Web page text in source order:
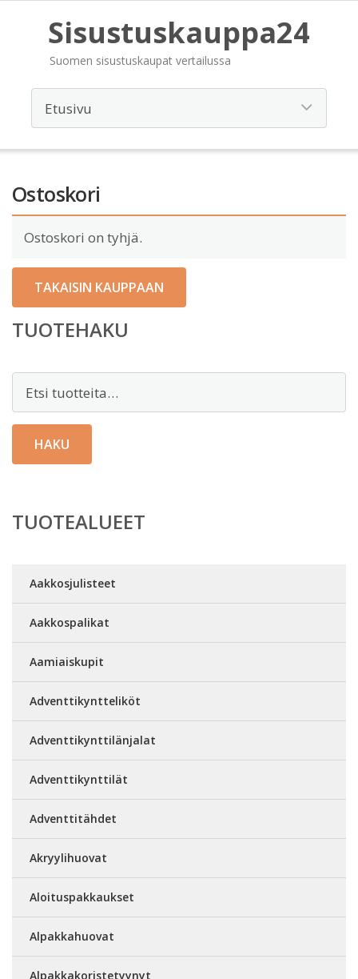
Sisustuskauppa24
Suomen sisustuskaupat vertailussa
Ostoskori
Ostoskori on tyhjä.
TAKAISIN KAUPPAAN
TUOTEHAKU
HAKU
TUOTEALUEET
Aakkosjulisteet
Aakkospalikat
Aamiaiskupit
Adventtikyntteliköt
Adventtikynttilänjalat
Adventtikynttilät
Adventtitähdet
Akryylihuovat
Aloituspakkaukset
Alpakkahuovat
Alpakkakoristetyynyt